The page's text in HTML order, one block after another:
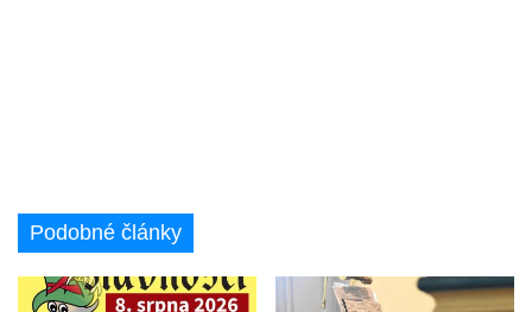
Podobné články